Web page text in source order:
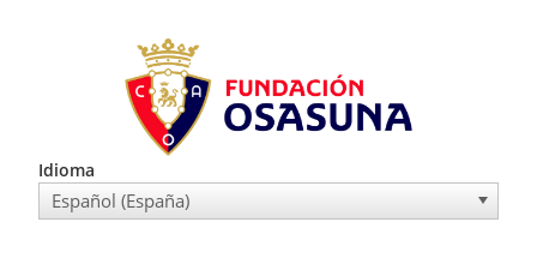
Idioma
Español (España)